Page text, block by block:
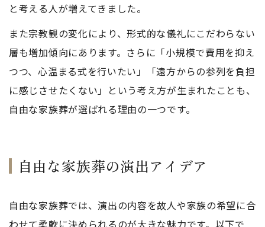
と考える人が増えてきました。
また宗教観の変化により、形式的な儀礼にこだわらない
層も増加傾向にあります。さらに「小規模で費用を抑え
つつ、心温まる式を行いたい」「遠方からの参列を負担
に感じさせたくない」という考え方が生まれたことも、
自由な家族葬が選ばれる理由の一つです。
自由な家族葬の演出アイデア
自由な家族葬では、演出の内容を故人や家族の希望に合
わせて柔軟に決められるのが大きな魅力です。以下で